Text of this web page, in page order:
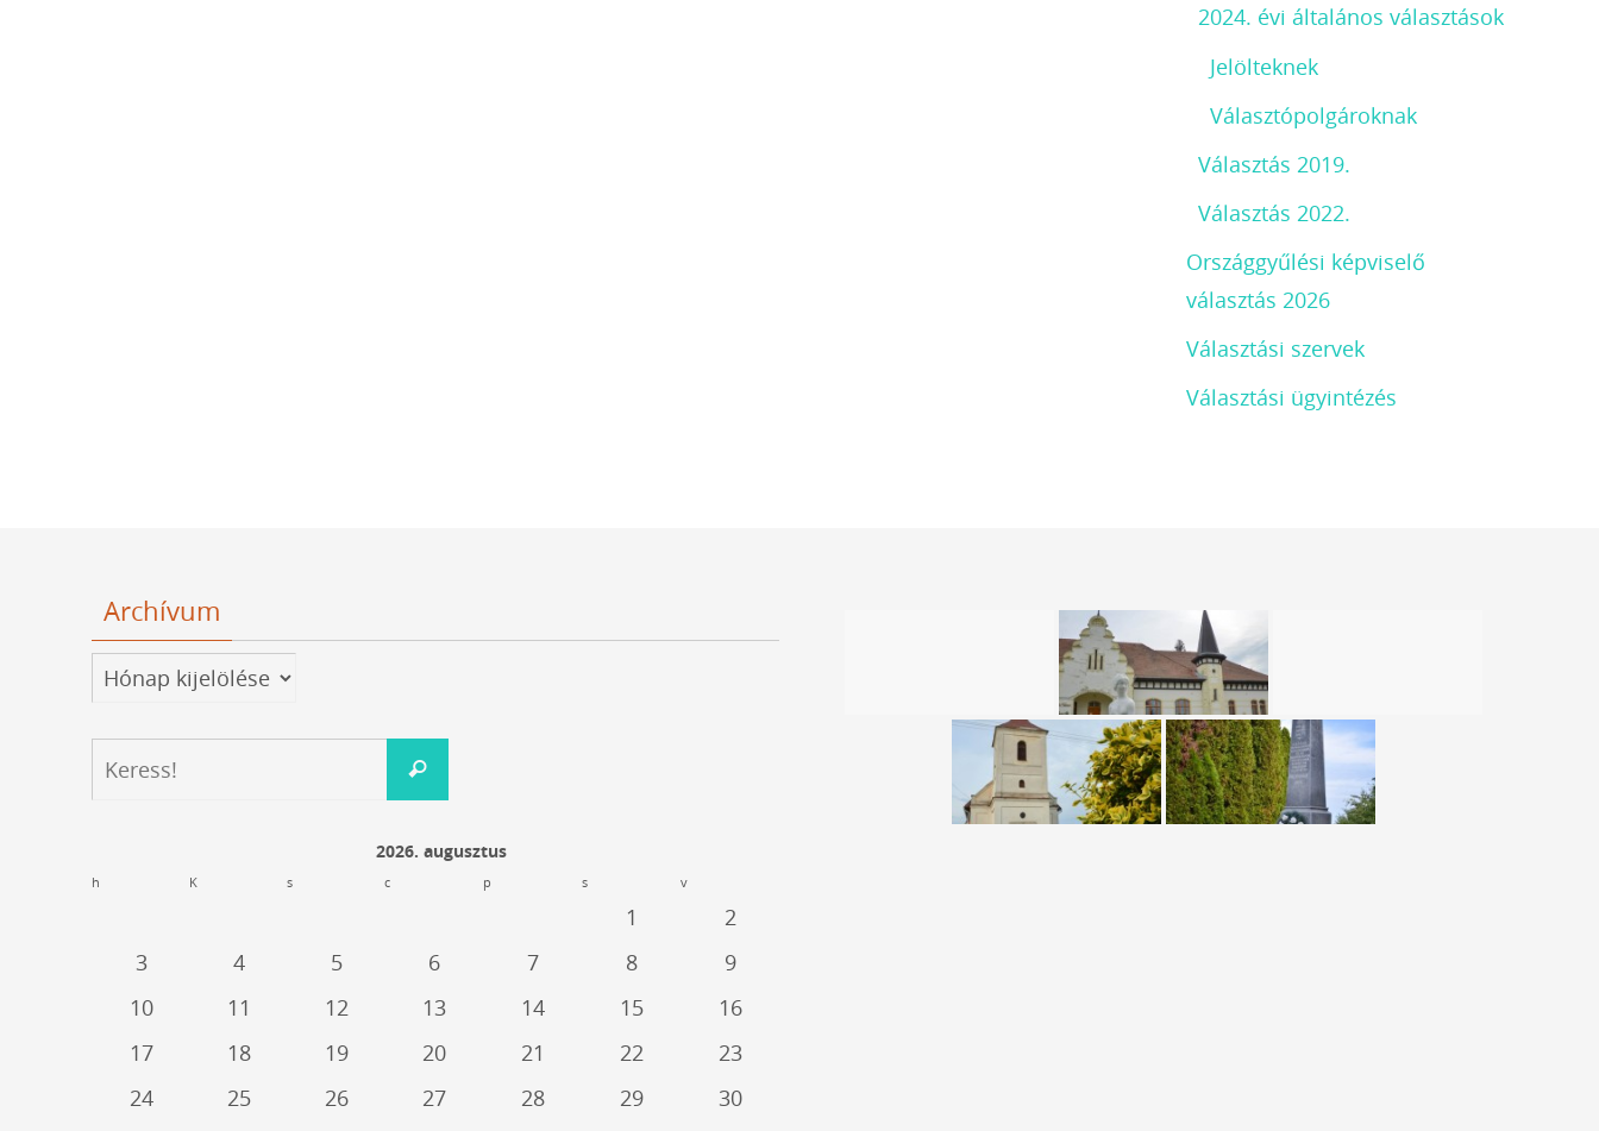
2024. évi általános választások
Jelölteknek
Választópolgároknak
Választás 2019.
Választás 2022.
Országgyűlési képviselő
választás 2026
Választási szervek
Választási ügyintézés
Archívum
Archívum
Keress!
2026. augusztus
h K s c p s v
1
2
3
4 5 6 7 8
9
10
11 12 13 14 15
16
17
18 19 20 21 22
23
24
25 26 27 28 29
30